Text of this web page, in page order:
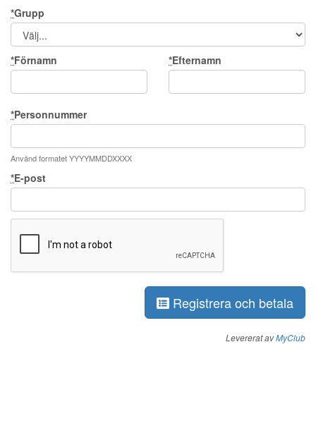
*Grupp
*Förnamn *Efternamn
*Personnummer
Använd formatet YYYYMMDDXXXX
*E-post
Registrera och betala
Levererat avMyClub